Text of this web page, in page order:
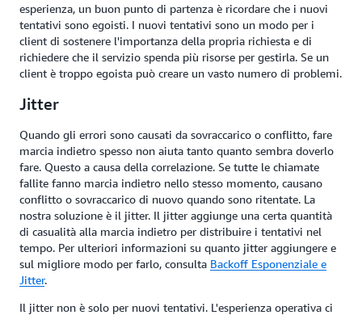
esperienza, un buon punto di partenza è ricordare che i nuovi
tentativi sono egoisti. I nuovi tentativi sono un modo per i
client di sostenere l'importanza della propria richiesta e di
richiedere che il servizio spenda più risorse per gestirla. Se un
client è troppo egoista può creare un vasto numero di problemi.
Jitter
Quando gli errori sono causati da sovraccarico o conflitto, fare
marcia indietro spesso non aiuta tanto quanto sembra doverlo
fare. Questo a causa della correlazione. Se tutte le chiamate
fallite fanno marcia indietro nello stesso momento, causano
conflitto o sovraccarico di nuovo quando sono ritentate. La
nostra soluzione è il jitter. Il jitter aggiunge una certa quantità
di casualità alla marcia indietro per distribuire i tentativi nel
tempo. Per ulteriori informazioni su quanto jitter aggiungere e
sul migliore modo per farlo, consulta Backoff Esponenziale e
Jitter.
Il jitter non è solo per nuovi tentativi. L'esperienza operativa ci